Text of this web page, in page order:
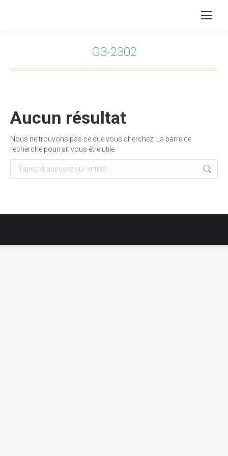
G3-2302
Aucun résultat
Nous ne trouvons pas ce que vous cherchez. La barre de
recherche pourrait vous être utile
Recherche